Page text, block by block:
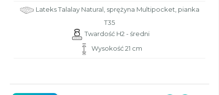
Lateks Talalay Natural, sprężyna Multipocket, pianka
T35
Twardość H2 - średni
Wysokość 21 cm